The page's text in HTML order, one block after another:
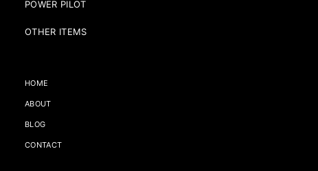
POWER PILOT
OTHER ITEMS
HOME
ABOUT
BLOG
CONTACT